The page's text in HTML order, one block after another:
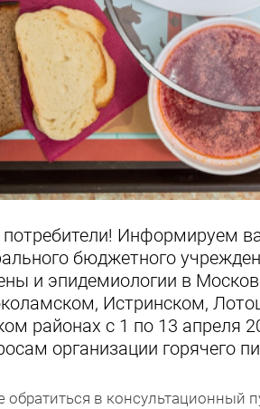
Информируем
бюджетного
и эпидемиологии в
Истринском,
районах с 1 по 13 апреля
организации горячего
в консультационный